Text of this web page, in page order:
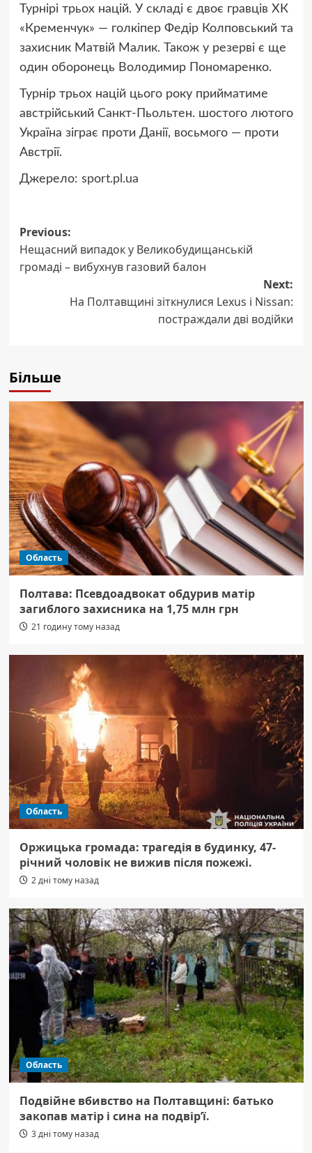
Турнірі трьох націй. У складі є двоє гравців ХК
«Кременчук» — голкіпер Федір Колповський та
захисник Матвій Малик. Також у резерві є ще
один оборонець Володимир Пономаренко.
Турнір трьох націй цього року прийматиме
австрійський Санкт-Пьольтен. шостого лютого
Україна зіграє проти Данії, восьмого — проти
Австрії.
Джерело: sport.pl.ua
Post
navigation
Previous:
Нещасний випадок у Великобудищанській
громаді – вибухнув газовий балон
Next:
На Полтавщині зіткнулися Lexus і Nissan:
постраждали дві водійки
Більше
Область
Полтава: Псевдоадвокат обдурив матір
загиблого захисника на 1,75 млн грн
21 годину тому назад
Область
Оржицька громада: трагедія в будинку, 47-
річний чоловік не вижив після пожежі.
2 дні тому назад
Область
Подвійне вбивство на Полтавщині: батько
закопав матір і сина на подвір’ї.
3 дні тому назад